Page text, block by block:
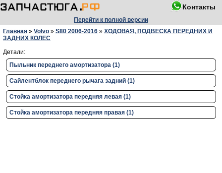
Контакты
Перейти к полной версии
Главная » Volvo » S80 2006-2016 » ХОДОВАЯ, ПОДВЕСКА ПЕРЕДНИХ И
ЗАДНИХ КОЛЕС
Детали:
Пыльник переднего амортизатора (1)
Сайлентблок переднего рычага задний (1)
Стойка амортизатора передняя левая (1)
Стойка амортизатора передняя правая (1)